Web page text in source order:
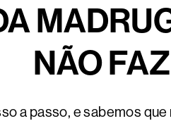
NÃO
a passo, e sabemos